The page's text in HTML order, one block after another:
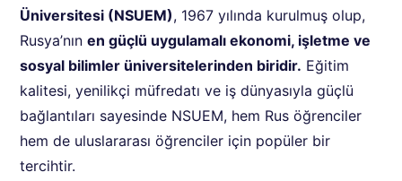
Üniversitesi (NSUEM), 1967 yılında kurulmuş olup,
Rusya’nın en güçlü uygulamalı ekonomi, işletme ve
sosyal bilimler üniversitelerinden biridir. Eğitim
kalitesi, yenilikçi müfredatı ve iş dünyasıyla güçlü
bağlantıları sayesinde NSUEM, hem Rus öğrenciler
hem de uluslararası öğrenciler için popüler bir
tercihtir.